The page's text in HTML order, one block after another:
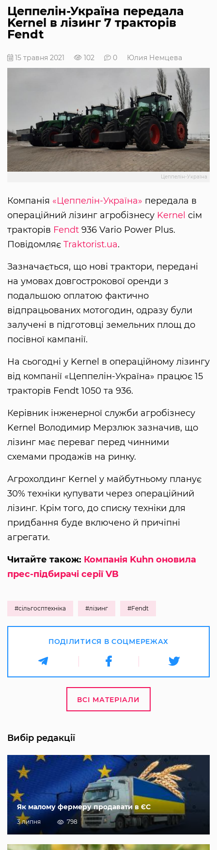
Цеппелін-Україна передала
Kernel в лiзинг 7 тракторів
Fendt
15 травня 2021 102 0 Юлия Немцева
Цеппелін-Україна
Компанія «Цеппелін-Україна» передала в
операційний лізинг агробізнесу Kernel сім
тракторів Fendt 936 Vario Power Plus.
Повідомляє Traktorist.ua.
Зазначається, що нові трактори, передані
на умовах довгострокової оренди з
подальшою оплатою фактично
відпрацьованих мотогодин, одразу були
залучені в підготовці земельних площ до
посівної кампанії.
На сьогодні у Kernel в операційному лізингу
від компанії «Цеппелін-Україна» працює 15
тракторів Fendt 1050 та 936.
Керівник інженерної служби агробізнесу
Kernel Володимир Мерзлюк зазначив, що
лізинг має переваг перед чинними
схемами продажів на ринку.
Агрохолдинг Kernel у майбутньому планує
30% техніки купувати через операційний
лізинг. Крім того, до списку техніки для
придбання буде включено й причіпні
агрегати.
Читайте також: Компанія Kuhn оновила
прес-підбирачі серії VB
#сільгосптехніка #лізинг #Fendt
ПОДІЛИТИСЯ В СОЦМЕРЕЖАХ
ВСІ МАТЕРІАЛИ
Вибір редакції
Як малому фермеру продавати в ЄС
3 липня 798